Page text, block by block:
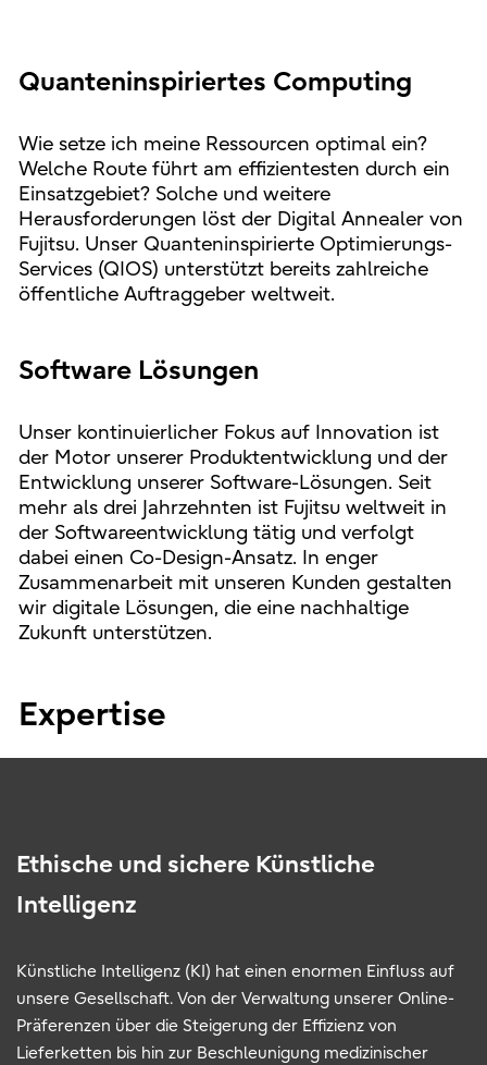
Quanteninspiriertes Computing
Wie setze ich meine Ressourcen optimal ein?
Welche Route führt am effizientesten durch ein
Einsatzgebiet? Solche und weitere
Herausforderungen löst der Digital Annealer von
Fujitsu. Unser Quanteninspirierte Optimierungs-
Services (QIOS) unterstützt bereits zahlreiche
öffentliche Auftraggeber weltweit.
Software Lösungen
Unser kontinuierlicher Fokus auf Innovation ist
der Motor unserer Produktentwicklung und der
Entwicklung unserer Software-Lösungen. Seit
mehr als drei Jahrzehnten ist Fujitsu weltweit in
der Softwareentwicklung tätig und verfolgt
dabei einen Co-Design-Ansatz. In enger
Zusammenarbeit mit unseren Kunden gestalten
wir digitale Lösungen, die eine nachhaltige
Zukunft unterstützen.
Expertise
Ethische und sichere Künstliche
Intelligenz
Künstliche Intelligenz (KI) hat einen enormen Einfluss auf
unsere Gesellschaft. Von der Verwaltung unserer Online-
Präferenzen über die Steigerung der Effizienz von
Lieferketten bis hin zur Beschleunigung medizinischer